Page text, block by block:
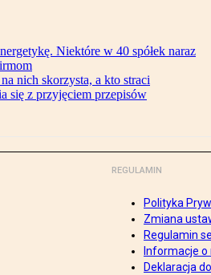
Niektóre w 40 spółek naraz
nich skorzysta, a kto straci
się z przyjęciem przepisów
REGULAMIN
Polityka
Zmiana
Regulamin
Informacje
Deklaracja